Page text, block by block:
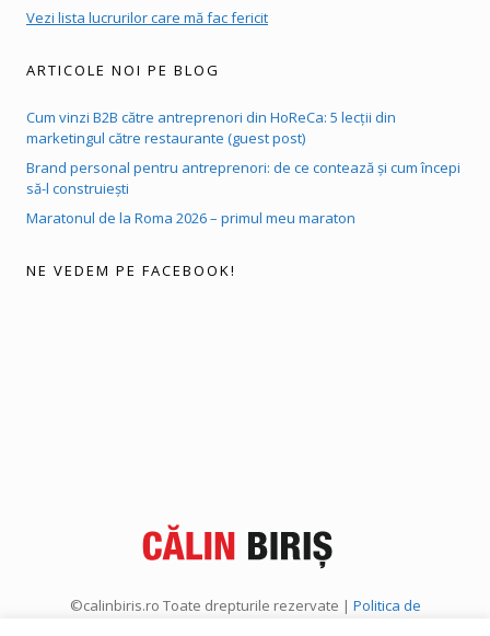
Vezi lista lucrurilor care mă fac fericit
ARTICOLE NOI PE BLOG
Cum vinzi B2B către antreprenori din HoReCa: 5 lecții din
marketingul către restaurante (guest post)
Brand personal pentru antreprenori: de ce contează și cum începi
să-l construiești
Maratonul de la Roma 2026 – primul meu maraton
NE VEDEM PE FACEBOOK!
©calinbiris.ro Toate drepturile rezervate | Politica de